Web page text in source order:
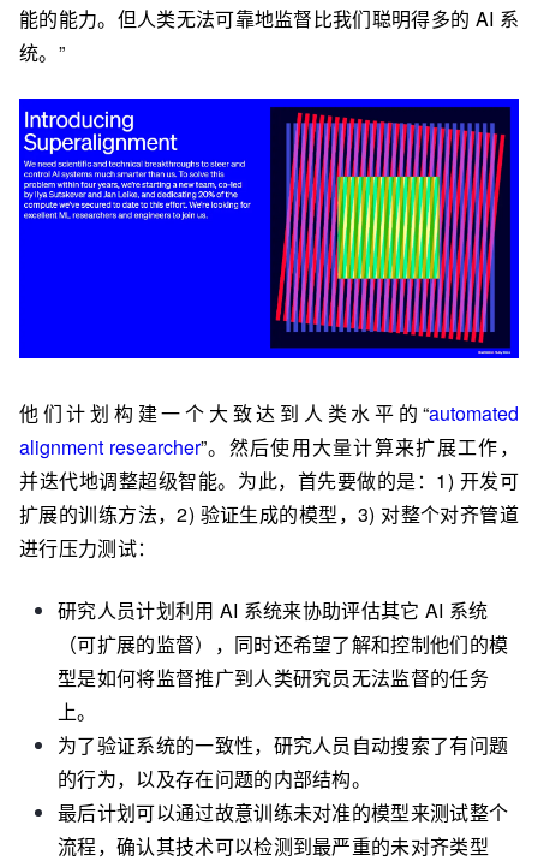
能的能力。但人类无法可靠地监督比我们聪明得多的 AI 系
统。”
他们计划构建一个大致达到人类水平的“automated
alignment researcher”。然后使用大量计算来扩展工作，
并迭代地调整超级智能。为此，首先要做的是： 1) 开发可
扩展的训练方法，2) 验证生成的模型，3) 对整个对齐管道
进行压力测试：
研究人员计划利用 AI 系统来协助评估其它 AI 系统
（可扩展的监督），同时还希望了解和控制他们的模
型是如何将监督推广到人类研究员无法监督的任务
上。
为了验证系统的一致性，研究人员自动搜索了有问题
的行为，以及存在问题的内部结构。
最后计划可以通过故意训练未对准的模型来测试整个
流程，确认其技术可以检测到最严重的未对齐类型